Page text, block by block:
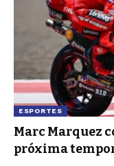
ESPORTES
Marc Marquez
próxima